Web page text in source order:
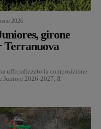
2026
girone
Terranuova
ufficializzato la composizione
Juniore 2026-2027, Il